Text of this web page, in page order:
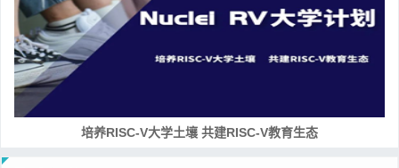
培养RISC-V大学土壤 共建RISC-V教育生态